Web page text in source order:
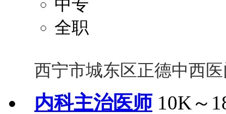
中专
全职
西宁市城东区正德中西
内科主治医师 10K～